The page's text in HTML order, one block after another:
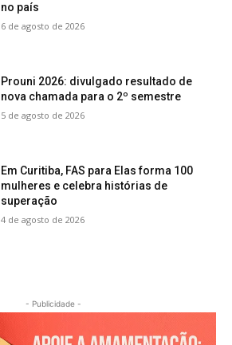
no país
6 de agosto de 2026
Prouni 2026: divulgado resultado de
nova chamada para o 2º semestre
5 de agosto de 2026
Em Curitiba, FAS para Elas forma 100
mulheres e celebra histórias de
superação
4 de agosto de 2026
- Publicidade -